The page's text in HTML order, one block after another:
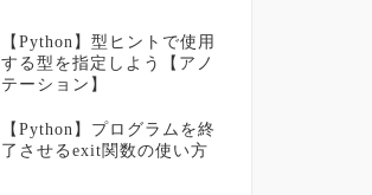
【Python】型ヒントで使用
する型を指定しよう【アノ
テーション】
【Python】プログラムを終
了させるexit関数の使い方